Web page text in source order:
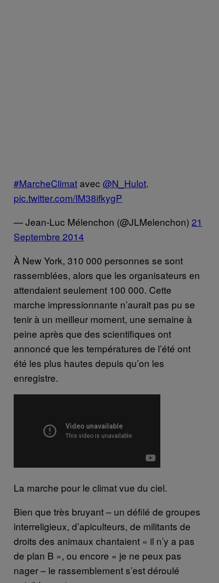
#MarcheClimat avec @N_Hulot.
pic.twitter.com/IM38ifkygP
— Jean-Luc Mélenchon (@JLMelenchon) 21
Septembre 2014
À New York, 310 000 personnes se sont
rassemblées, alors que les organisateurs en
attendaient seulement 100 000. Cette
marche impressionnante n’aurait pas pu se
tenir à un meilleur moment, une semaine à
peine après que des scientifiques ont
annoncé que les températures de l’été ont
été les plus hautes depuis qu’on les
enregistre.
La marche pour le climat vue du ciel.
Bien que très bruyant – un défilé de groupes
interreligieux, d’apiculteurs, de militants de
droits des animaux chantaient « il n’y a pas
de plan B », ou encore « je ne peux pas
nager – le rassemblement s’est déroulé